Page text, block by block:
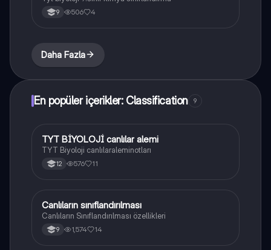
9 506 4
Daha Fazla
En popüler içerikler: Classification 9
Biyoloji
TYT BİYOLOJİ canlılar alemi
TYT Biyoloji canlılaraleminotları
12 576 11
Biyoloji Canlıların sınıflandırılması
Canlıların Sınıflandırılması özellikleri
9 1,574 14